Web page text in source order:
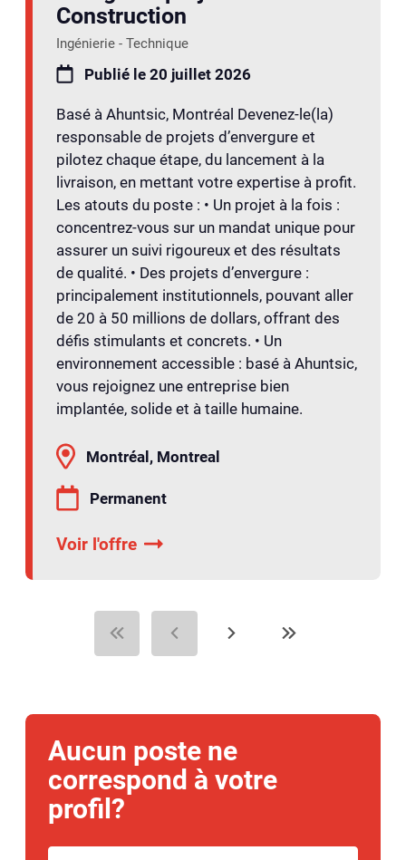
Construction
Ingénierie - Technique
Publié le 20 juillet 2026
Basé à Ahuntsic, Montréal Devenez-le(la)
responsable de projets d’envergure et
pilotez chaque étape, du lancement à la
livraison, en mettant votre expertise à profit.
Les atouts du poste : • Un projet à la fois :
concentrez-vous sur un mandat unique pour
assurer un suivi rigoureux et des résultats
de qualité. • Des projets d’envergure :
principalement institutionnels, pouvant aller
de 20 à 50 millions de dollars, offrant des
défis stimulants et concrets. • Un
environnement accessible : basé à Ahuntsic,
vous rejoignez une entreprise bien
implantée, solide et à taille humaine.
Montréal, Montreal
Permanent
Voir l'offre
Aucun poste ne
correspond à votre
profil?